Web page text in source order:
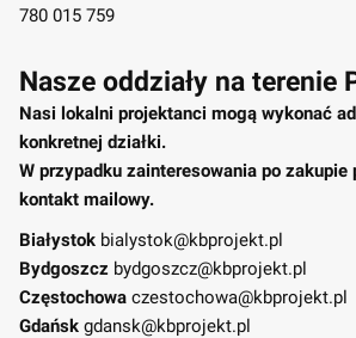
780 015 759
Nasze oddziały na terenie
Nasi lokalni projektanci mogą wykonać
konkretnej działki.
W przypadku zainteresowania po
kontakt mailowy.
Białystok bialystok@kbprojekt.pl
Bydgoszcz bydgoszcz@kbprojekt.pl
Częstochowa czestochowa@kbprojekt.pl
Gdańsk gdansk@kbprojekt.pl